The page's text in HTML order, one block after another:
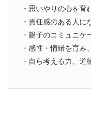
・思いやりの心を育
・責任感のある人に
・親子のコミュニケ
・感性・情緒を育み
・自ら考える力、道